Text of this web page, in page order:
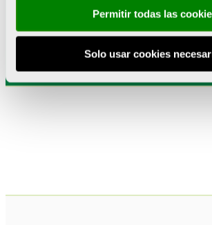
Permitir todas las
Solo usar cookies
newsletter